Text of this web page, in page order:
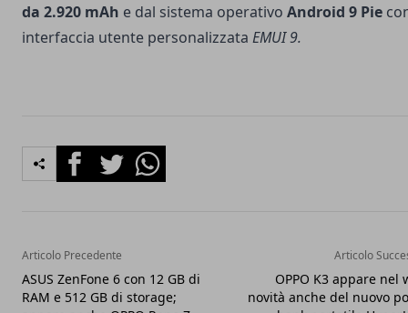
da 2.920 mAh e dal sistema operativo Android 9 Pie
interfaccia utente personalizzata EMUI 9.
FacebookTwitterWhatsapp
Articolo Precedente
ASUS ZenFone 6 con 12 GB di
RAM e 512 GB di storage;
Articolo
OPPO K3 appare nel
novità anche del nuovo